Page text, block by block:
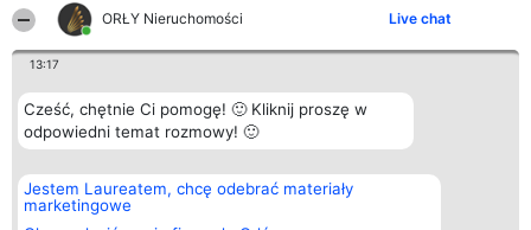
ORŁY Nieruchomości Live chat
13:17
Cześć, chętnie Ci pomogę! 🙂 Kliknij proszę w
odpowiedni temat rozmowy! 🙂
Jestem Laureatem, chcę odebrać materiały
marketingowe
Organizator plebiscytu
Bright Side Solutions sp. z o.
o. sp. k.
ul. Ruska 22
Plebiscyt
Laureaci
wszystkich
Kontakt
Kontakt